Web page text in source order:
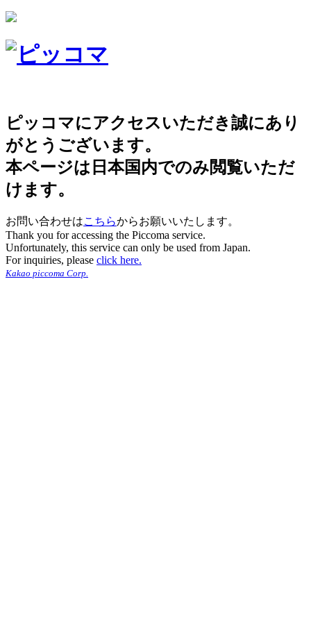
ピッコマにアクセスいただき誠にあり
がとうございます。
本ページは日本国内でのみ閲覧いただ
けます。
お問い合わせはこちらからお願いいたします。
Thank you for accessing the Piccoma service.
Unfortunately, this service can only be used from Japan.
For inquiries, please click here.
Kakao piccoma Corp.